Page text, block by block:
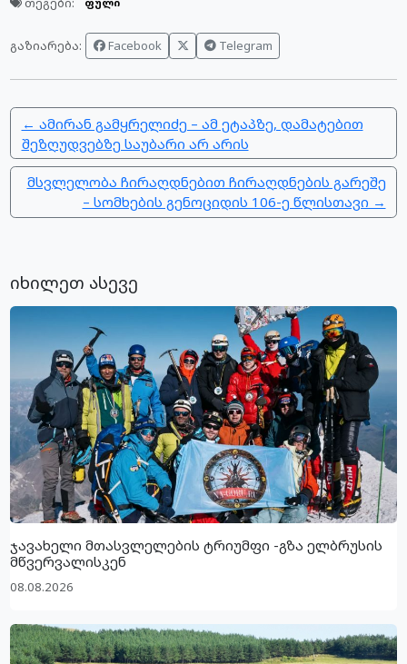
გაზიარება: Facebook Telegram
← ამირან გამყრელიძე – ამ ეტაპზე, დამატებით
შეზღუდვებზე საუბარი არ არის
მსვლელობა ჩირაღდნებით ჩირაღდნების გარეშე
– სომხების გენოციდის 106-ე წლისთავი →
იხილეთ ასევე
ჯავახელი მთასვლელების ტრიუმფი -გზა ელბრუსის
მწვერვალისკენ
08.08.2026